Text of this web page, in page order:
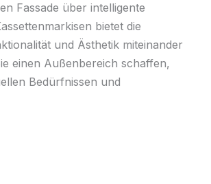
Fassade über intelligente
bietet die
und Ästhetik miteinander
einen Außenbereich schaffen,
Bedürfnissen und